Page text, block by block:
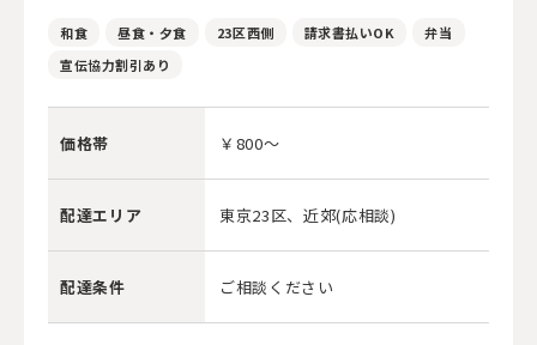
和食 昼食・夕食 23区西側 請求書払いOK
弁当
宣伝協力割引あり
価格帯 ￥800～
配達エリア 東京23区、近郊(応相談)
配達条件 ご相談ください